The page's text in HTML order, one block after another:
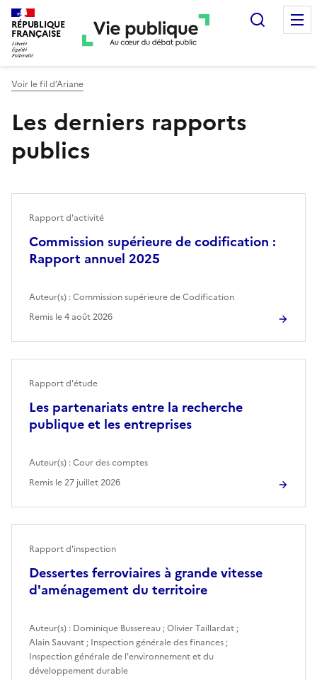
RÉPUBLIQUE
FRANÇAISE
Voir le fil d’Ariane
Les derniers rapports
publics
Commission supérieure de codification :
Rapport annuel 2025
Rapport d'activité
Auteur(s) :Commission supérieure de Codification
Remis le4 août 2026
Les partenariats entre la recherche
publique et les entreprises
Rapport d'étude
Auteur(s) :Cour des comptes
Remis le27 juillet 2026
Dessertes ferroviaires à grande vitesse
d'aménagement du territoire
Rapport d'inspection
Auteur(s) : Dominique Bussereau ;Olivier Taillardat ;
Alain Sauvant ; Inspection générale des finances ;
Inspection générale de l'environnement et du
développement durable